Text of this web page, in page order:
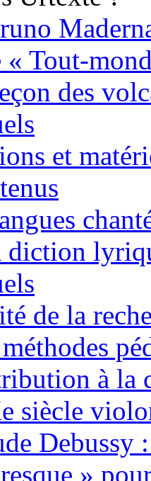
« Tout-
des
et
diction
de la
à la
siècle
Debussy
»